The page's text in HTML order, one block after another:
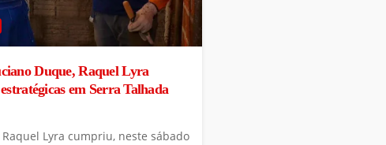
Duque, Raquel Lyra
em Serra Talhada
Lyra cumpriu, neste sábado